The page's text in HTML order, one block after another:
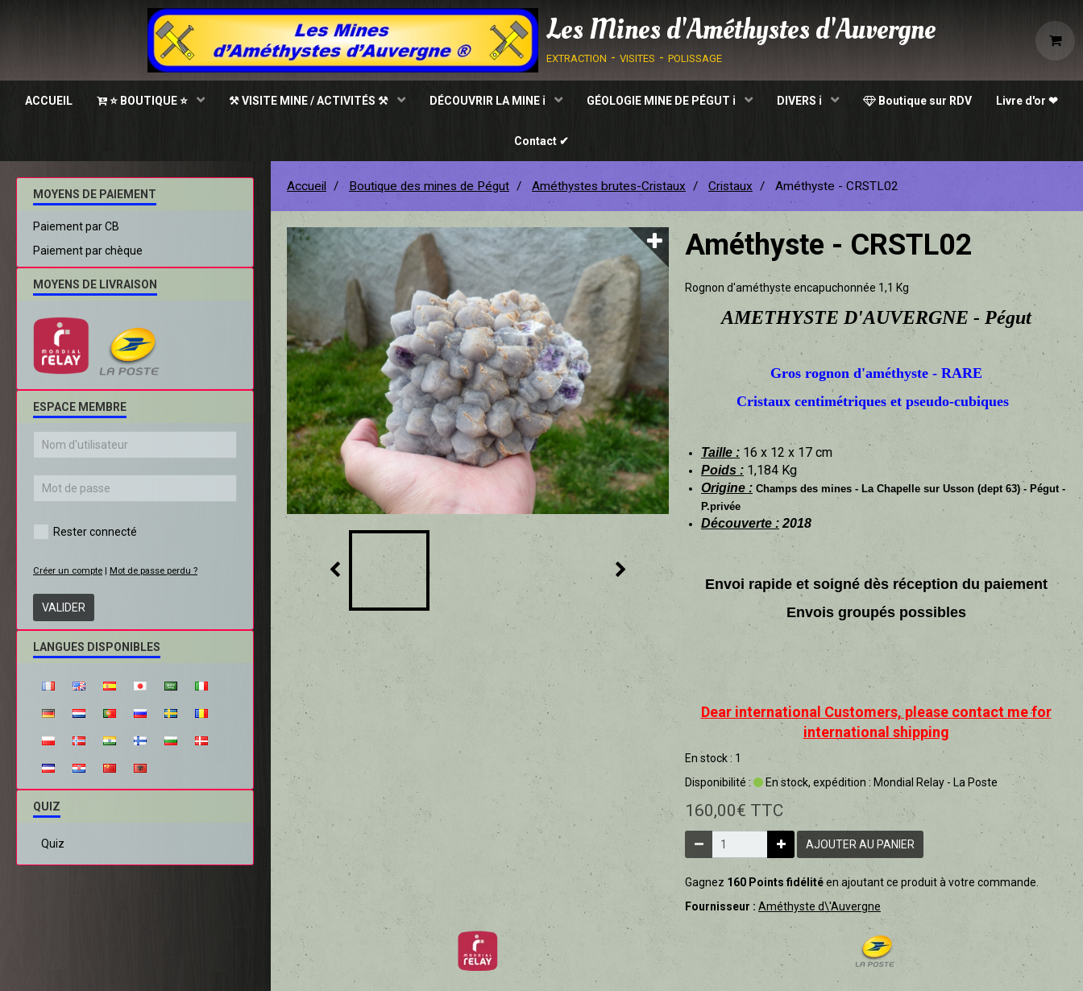
Les Mines d'Améthystes d'Auvergne
extraction - visites - polissage
ACCUEIL ⭐ BOUTIQUE ⭐ ⚒ VISITE MINE / ACTIVITÉS ⚒ DÉCOUVRIR LA MINE ℹ GÉOLOGIE MINE DE PÉGUT ℹ DIVERS ℹ Boutique sur RDV Livre d'or ❤
Contact ✔
Accueil Boutique des mines de Pégut Améthystes brutes-Cristaux Cristaux Améthyste - CRSTL02
Améthyste - CRSTL02
Rognon d'améthyste encapuchonnée 1,1 Kg
AMETHYSTE D'AUVERGNE - Pégut
Gros rognon d'améthyste - RARE
Cristaux centimétriques et pseudo-cubiques
Taille : 16 x 12 x 17 cm
Poids : 1,184 Kg
Origine : Champs des mines - La Chapelle sur Usson (dept 63) - Pégut -
P.privée
Découverte : 2018
Envoi rapide et soigné dès réception du paiement
Envois groupés possibles
Dear international Customers, please contact me for
international shipping
En stock : 1
Disponibilité :
En stock, expédition : Mondial Relay - La Poste
160,00€ TTC
AJOUTER AU PANIER
Gagnez 160 Points fidélitéen ajoutant ce produit à votre commande.
Fournisseur : Améthyste d\'Auvergne
MOYENS DE PAIEMENT
Paiement par CB
Paiement par chèque
MOYENS DE LIVRAISON
ESPACE MEMBRE
Rester connecté
Créer un compte | Mot de passe perdu ?
VALIDER
LANGUES DISPONIBLES
QUIZ
Quiz